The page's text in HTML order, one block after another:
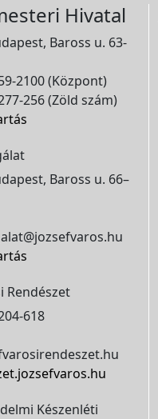
Hivatal
Baross u. 63-
2100 (Központ)
256 (Zöld szám)
Baross u. 66–
Rendészet
618
Készenléti